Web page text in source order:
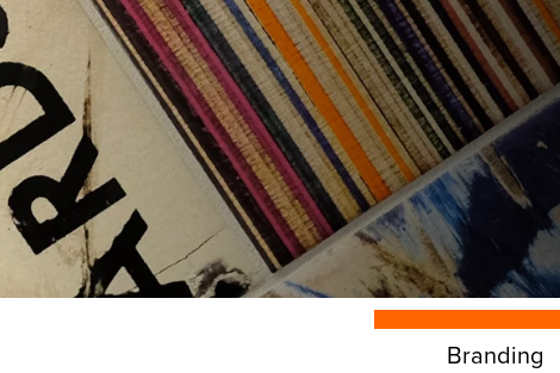
Branding